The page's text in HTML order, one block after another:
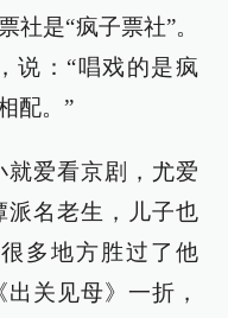
社是“疯子票社”。
说：“唱戏的是疯
配。”
就爱看京剧，尤爱
派名老生，儿子也
多地方胜过了他
关见母》一折，